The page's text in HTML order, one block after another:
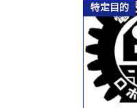
特定目的